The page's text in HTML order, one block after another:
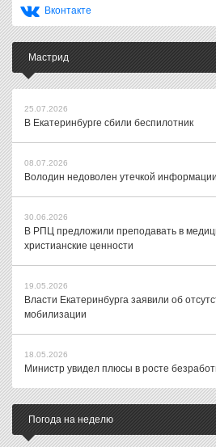
Вконтакте
Мастрид
25.07.2026
В Екатеринбурге сбили беспилотник
08.07.2026
Володин недоволен утечкой
30.06.2026
В РПЦ предложили преподавать в
христианские ценности
19.05.2026
Власти Екатеринбурга заявили об
мобилизации
18.05.2026
Министр увидел плюсы в росте
Погода на неделю